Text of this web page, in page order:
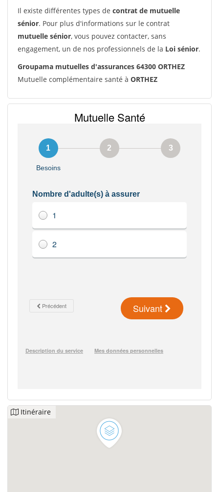
Il existe différentes types de contrat de mutuelle
sénior. Pour plus d'informations sur le contrat
mutuelle sénior, vous pouvez contacter, sans
engagement, un de nos professionnels de la Loi sénior.
Groupama mutuelles d'assurances 64300 ORTHEZ
Mutuelle complémentaire santé à ORTHEZ
Itinéraire